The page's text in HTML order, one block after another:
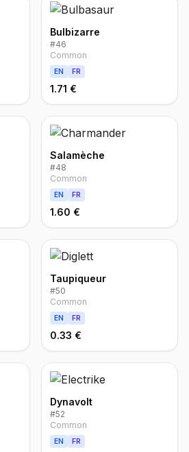
Bulbizarre
#46
Common
EN FR
1.71 €
Salamèche
#48
Common
EN FR
1.60 €
Taupiqueur
#50
Common
EN FR
0.33 €
Dynavolt
#52
Common
EN FR